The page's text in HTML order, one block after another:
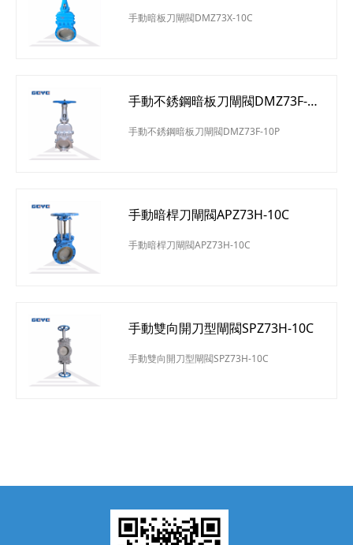
手動暗板刀閘閥DMZ73X-10C
手動不銹鋼暗板刀閘閥DMZ73F-
手動不銹鋼暗板刀閘閥DMZ73F-10P
手動暗桿刀閘閥APZ73H-10C
手動暗桿刀閘閥APZ73H-10C
手動雙向開刀型閘閥SPZ73H-10C
手動雙向開刀型閘閥SPZ73H-10C